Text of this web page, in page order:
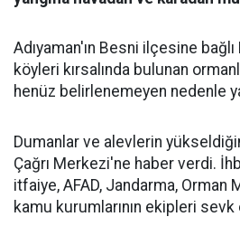
Adıyaman'ın Besni ilçesine
köyleri kırsalında bulunan
henüz belirlenemeyen nedenle
Dumanlar ve alevlerin
Çağrı Merkezi'ne haber verdi.
itfaiye, AFAD, Jandarma, Orman
kamu kurumlarının ekipleri sevk